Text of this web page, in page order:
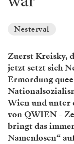
Nesterval
Zuerst Kreisky,
jetzt setzt sich
Ermordung
Wien und unter
von QWIEN -
bringt das
Namenlosen“